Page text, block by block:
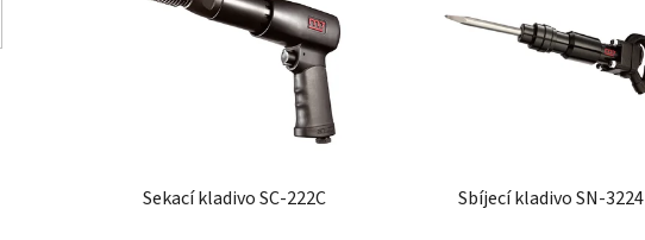
Sekací kladivo SC-222C Sbíjecí kladivo SN-3224